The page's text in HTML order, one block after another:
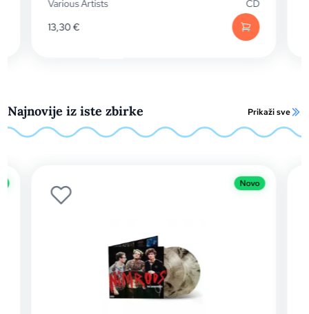
Various Artists
CD
13,30€
Najnovije iz iste zbirke Prikaži sve
Novo